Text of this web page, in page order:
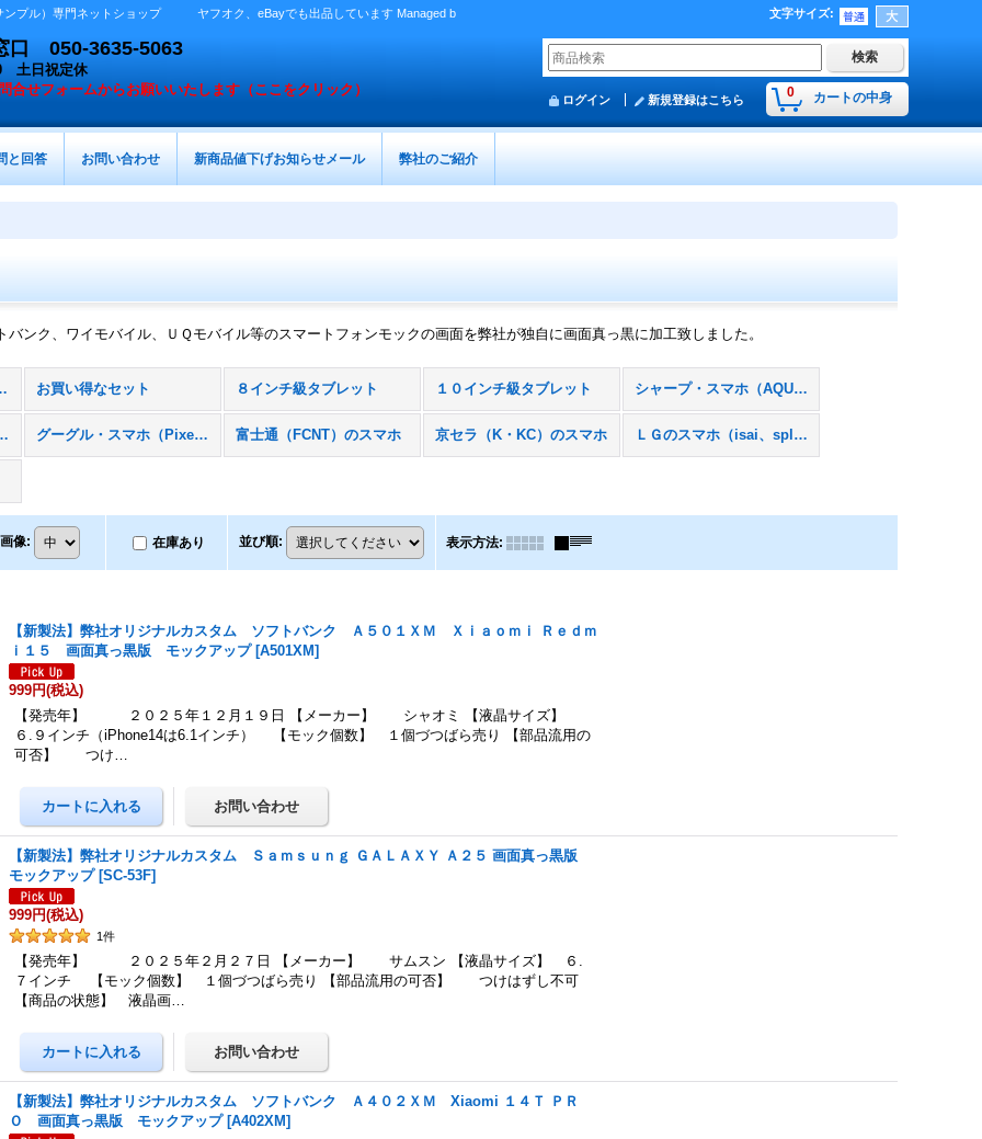
ンプル）専門ネットショップ ヤフオク、eBayでも出品しています Managed b 文字サイズ:
口 050-3635-5063
土日祝定休
合せフォームからお願いいたします（ここをクリック）
0 カートの中身
ログイン 新規登録はこちら
と回答 お問い合わせ 新商品値下げお知らせメール 弊社のご紹介
バンク、ワイモバイル、ＵＱモバイル等のスマートフォンモックの画面を弊社が独自に画面真っ黒に加工致しました。
(全商品) お買い得なセット ８インチ級タブレット １０インチ級タブレット シャープ・スマホ（AQUOS）
）、スマホ グーグル・スマホ（Pixel） 富士通（FCNT）のスマホ 京セラ（K・KC）のスマホ ＬＧのスマホ（isai、splay）
画像: 在庫あり 並び順: 表示方法:
【新製法】弊社オリジナルカスタム ソフトバンク Ａ５０１ＸＭ Ｘｉａｏｍｉ Ｒｅｄｍ
ｉ１５ 画面真っ黒版 モックアップ [A501XM]
999円(税込)
【発売年】 ２０２５年１２月１９日 【メーカー】 シャオミ 【液晶サイズ】
６.９インチ（iPhone14は6.1インチ） 【モック個数】 １個づつばら売り 【部品流用の
可否】 つけ…
【新製法】弊社オリジナルカスタム Ｓａｍｓｕｎｇ ＧＡＬＡＸＹ Ａ２５ 画面真っ黒版
モックアップ [SC-53F]
999円(税込)
1件
【発売年】 ２０２５年２月２７日 【メーカー】 サムスン 【液晶サイズ】 ６.
７インチ 【モック個数】 １個づつばら売り 【部品流用の可否】 つけはずし不可
【商品の状態】 液晶画…
【新製法】弊社オリジナルカスタム ソフトバンク Ａ４０２ＸＭ Xiaomi １４Ｔ ＰＲ
Ｏ 画面真っ黒版 モックアップ [A402XM]